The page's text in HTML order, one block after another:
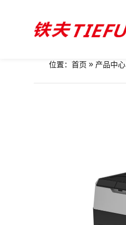
位置：首页 » 产品中心